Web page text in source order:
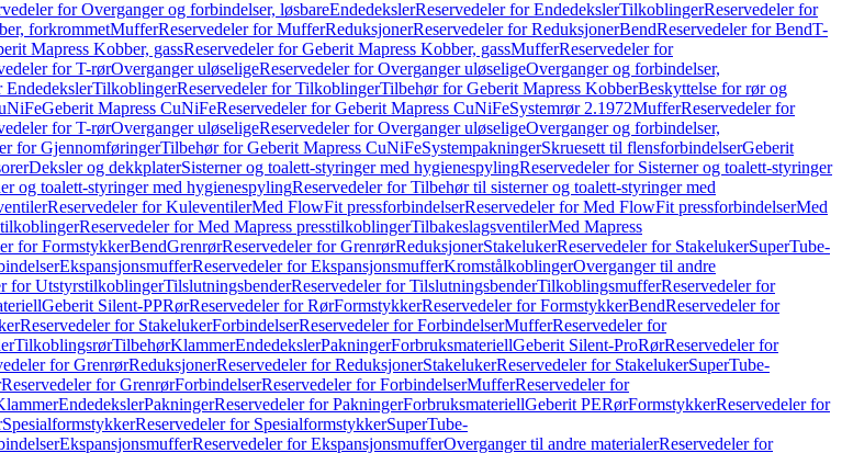
for Overganger og forbindelser, løsbareEndedekslerReservedeler for EndedekslerTilkoblingerReservedeler for
forkrommetMufferReservedeler for MufferReduksjonerReservedeler for ReduksjonerBendReservedeler for BendT-
Mapress Kobber, gassReservedeler for Geberit Mapress Kobber, gassMufferReservedeler for
for T-rørOverganger uløseligeReservedeler for Overganger uløseligeOverganger og forbindelser,
EndedekslerTilkoblingerReservedeler for TilkoblingerTilbehør for Geberit Mapress KobberBeskyttelse for rør og
Geberit Mapress CuNiFeReservedeler for Geberit Mapress CuNiFeSystemrør 2.1972MufferReservedeler for
for T-rørOverganger uløseligeReservedeler for Overganger uløseligeOverganger og forbindelser,
for GjennomføringerTilbehør for Geberit Mapress CuNiFeSystempakningerSkruesett til flensforbindelserGeberit
Deksler og dekkplaterSisterner og toalett-styringer med hygienespylingReservedeler for Sisterner og toalett-styringer
og toalett-styringer med hygienespylingReservedeler for Tilbehør til sisterner og toalett-styringer med
Reservedeler for KuleventilerMed FlowFit pressforbindelserReservedeler for Med FlowFit pressforbindelserMed
Reservedeler for Med Mapress presstilkoblingerTilbakeslagsventilerMed Mapress
for FormstykkerBendGrenrørReservedeler for GrenrørReduksjonerStakelukerReservedeler for StakelukerSuperTube-
EkspansjonsmufferReservedeler for EkspansjonsmufferKromstålkoblingerOverganger til andre
for UtstyrstilkoblingerTilslutningsbenderReservedeler for TilslutningsbenderTilkoblingsmufferReservedeler for
Geberit Silent-PPRørReservedeler for RørFormstykkerReservedeler for FormstykkerBendReservedeler for
Reservedeler for StakelukerForbindelserReservedeler for ForbindelserMufferReservedeler for
TilkoblingsrørTilbehørKlammerEndedekslerPakningerForbruksmateriellGeberit Silent-ProRørReservedeler for
for GrenrørReduksjonerReservedeler for ReduksjonerStakelukerReservedeler for StakelukerSuperTube-
Reservedeler for GrenrørForbindelserReservedeler for ForbindelserMufferReservedeler for
EndedekslerPakningerReservedeler for PakningerForbruksmateriellGeberit PERørFormstykkerReservedeler for
SpesialformstykkerReservedeler for SpesialformstykkerSuperTube-
EkspansjonsmufferReservedeler for EkspansjonsmufferOverganger til andre materialerReservedeler for